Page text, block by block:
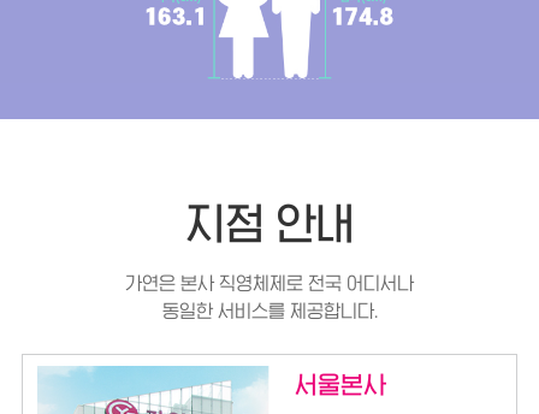
지점 안내
가연은 본사 직영체제로 전국 어디서나
동일한 서비스를 제공합니다.
서울본사